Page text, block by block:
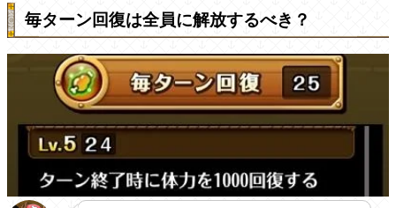
毎ターン回復は全員に解放するべき？